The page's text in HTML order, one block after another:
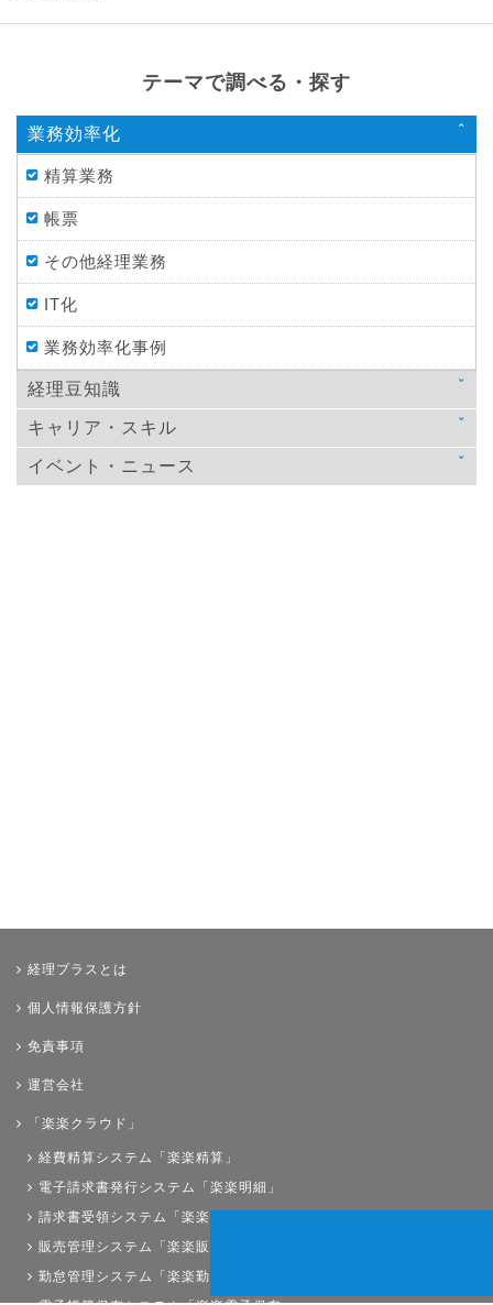
テーマで調べる・探す
業務効率化
精算業務
帳票
その他経理業務
IT化
業務効率化事例
経理豆知識
法律
税金
キャリア・スキル
スキルアップ
イベント・ニュース
経理プラスとは
個人情報保護方針
免責事項
運営会社
「楽楽クラウド」
経費精算システム「楽楽精算」
電子請求書発行システム「楽楽明細」
請求書受領システム「楽楽請求」
販売管理システム「楽楽販売」
勤怠管理システム「楽楽勤怠」